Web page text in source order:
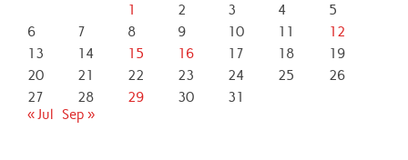
1 2 3 4
5
6
7 8 9 10 11
12
13
14 15 16 17 18
19
20
21 22 23 24 25
26
27
28 29 30
31
« Jul
Sep »